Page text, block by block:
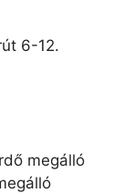
6-12.
megálló